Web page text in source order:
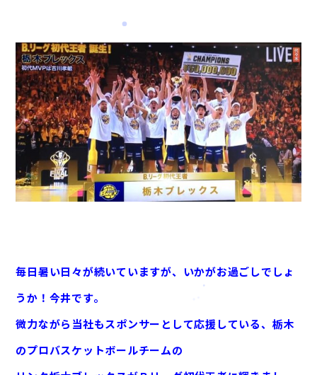
毎日暑い日々が続いていますが、いかがお過ごしでしょ
うか！今井です。
微力ながら当社もスポンサーとして応援している、栃木
のプロバスケットボールチームの